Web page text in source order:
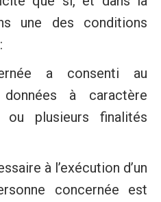
une des conditions
a consenti au
à caractère
ou plusieurs finalités
à l’exécution d’un
concernée est